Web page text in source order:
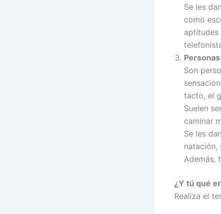
Se les
como
aptitudes
Son
tacto, el
Suelen
caminar
Se les
natación,
Además,
¿Y tú qué
Realiza el